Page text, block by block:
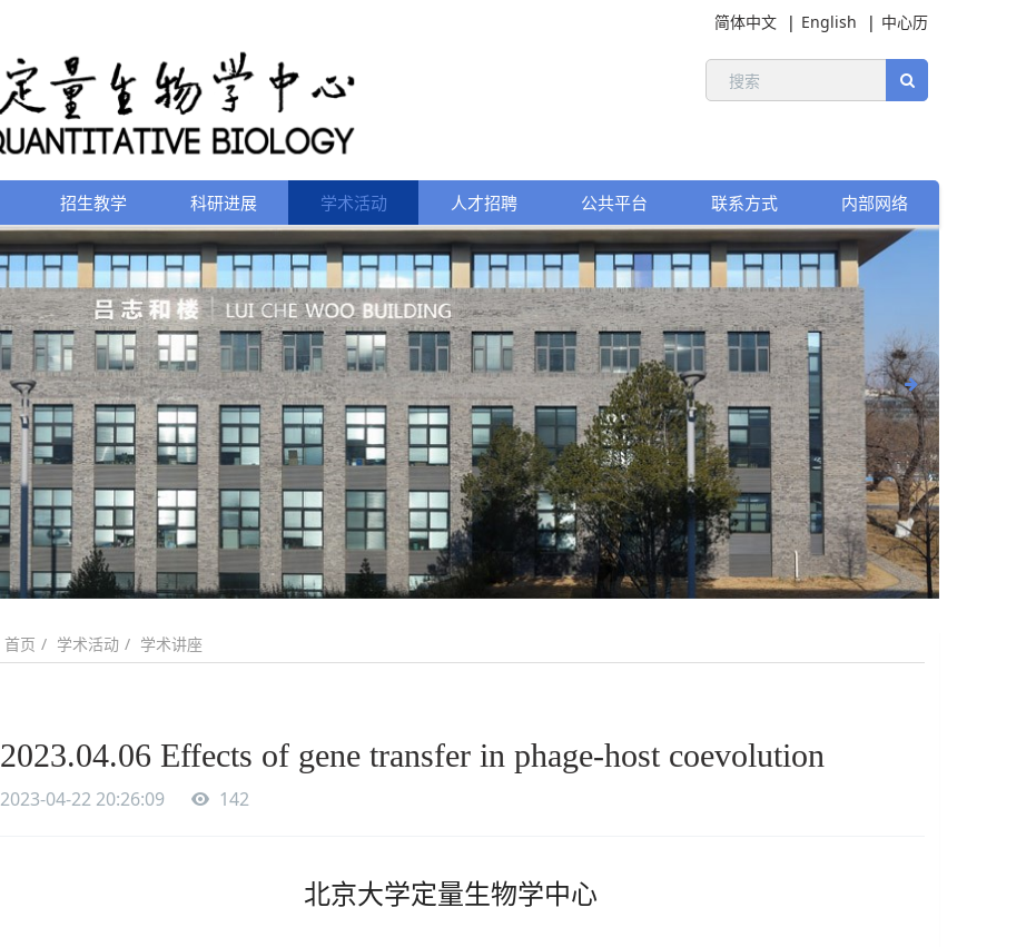
简体中文 English 中心历
招生教学 科研进展 学术活动 人才招聘 公共平台 联系方式 内部网络
首页 学术活动 学术讲座
2023.04.06 Effects of gene transfer in phage-host coevolution
2023-04-22 20:26:09 142
北京大学定量生物学中心